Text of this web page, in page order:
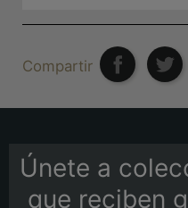
Compartir
Únete a
que reciben